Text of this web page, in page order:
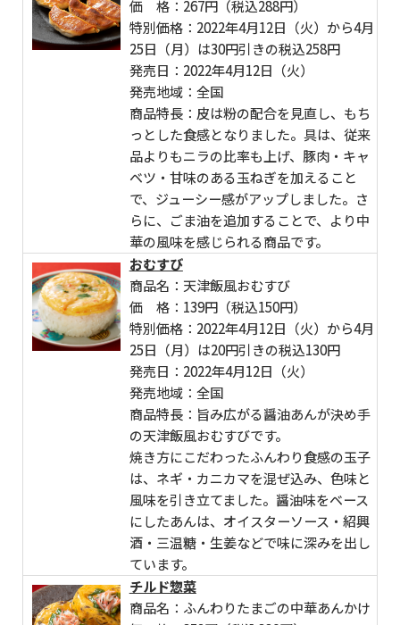
価 格：267円（税込288円）
特別価格：2022年4月12日（火）から4月
25日（月）は30円引きの税込258円
発売日：2022年4月12日（火）
発売地域：全国
商品特長：皮は粉の配合を見直し、もち
っとした食感となりました。具は、従来
品よりもニラの比率も上げ、豚肉・キャ
ベツ・甘味のある玉ねぎを加えること
で、ジューシー感がアップしました。さ
らに、ごま油を追加することで、より中
華の風味を感じられる商品です。
おむすび
商品名：天津飯風おむすび
価 格：139円（税込150円）
特別価格：2022年4月12日（火）から4月
25日（月）は20円引きの税込130円
発売日：2022年4月12日（火）
発売地域：全国
商品特長：旨み広がる醤油あんが決め手
の天津飯風おむすびです。
焼き方にこだわったふんわり食感の玉子
は、ネギ・カニカマを混ぜ込み、色味と
風味を引き立てました。醤油味をベース
にしたあんは、オイスターソース・紹興
酒・三温糖・生姜などで味に深みを出し
ています。
チルド惣菜
商品名：ふんわりたまごの中華あんかけ